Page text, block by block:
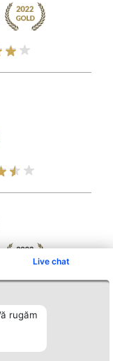
Live chat
rugăm
Contact